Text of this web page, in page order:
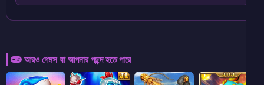
আরও গেমস যা আপনার পছন্দ হতে পারে